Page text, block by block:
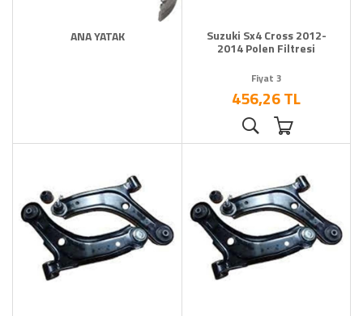
ANA YATAK Suzuki Sx4 Cross 2012-
2014 Polen Filtresi
Fiyat 3
456,26 TL